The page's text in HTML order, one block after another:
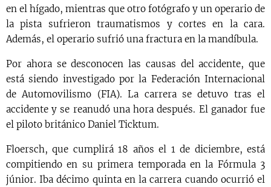
en el hígado, mientras que otro fotógrafo y un operario de
la pista sufrieron traumatismos y cortes en la cara.
Además, el operario sufrió una fractura en la mandíbula.
Por ahora se desconocen las causas del accidente, que
está siendo investigado por la Federación Internacional
de Automovilismo (FIA). La carrera se detuvo tras el
accidente y se reanudó una hora después. El ganador fue
el piloto británico Daniel Ticktum.
Floersch, que cumplirá 18 años el 1 de diciembre, está
compitiendo en su primera temporada en la Fórmula 3
júnior. Iba décimo quinta en la carrera cuando ocurrió el